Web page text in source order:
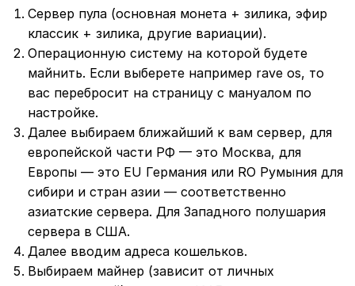
Сервер пула (основная монета + зилика, эфир
классик + зилика, другие вариации).
Операционную систему на которой будете
майнить. Если выберете например rave os, то
вас перебросит на страницу с мануалом по
настройке.
Далее выбираем ближайший к вам сервер, для
европейской части РФ — это Москва, для
Европы — это EU Германия или RO Румыния для
сибири и стран азии — соответственно
азиатские сервера. Для Западного полушария
сервера в США.
Далее вводим адреса кошельков.
Выбираем майнер (зависит от личных